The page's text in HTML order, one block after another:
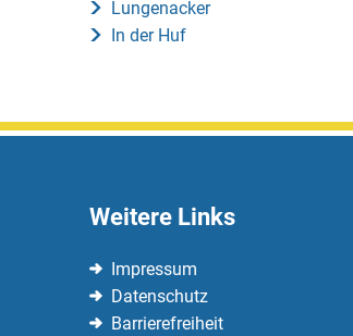
Lungenacker
In der Huf
Weitere Links
Impressum
Datenschutz
Barrierefreiheit